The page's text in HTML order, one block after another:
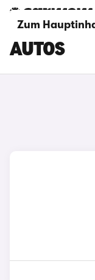
Zum
FORD
AUTOS